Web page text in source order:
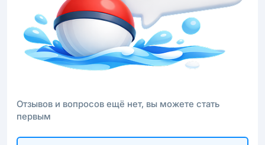
Отзывов и вопросов ещё нет, вы можете стать
первым